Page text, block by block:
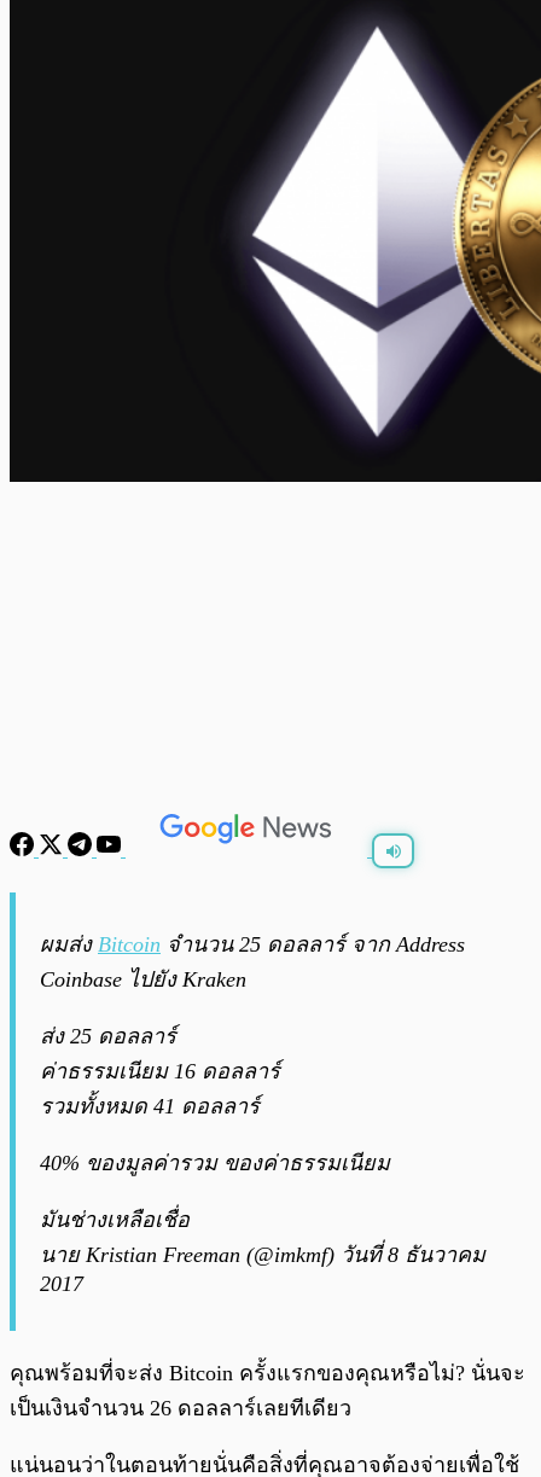
ผมส่ง Bitcoin จำนวน 25 ดอลลาร์ จาก Address
Coinbase ไปยัง Kraken
ส่ง 25 ดอลลาร์
ค่าธรรมเนียม 16 ดอลลาร์
รวมทั้งหมด 41 ดอลลาร์
40% ของมูลค่ารวม ของค่าธรรมเนียม
มันช่างเหลือเชื่อ
นาย Kristian Freeman (@imkmf) วันที่ 8 ธันวาคม
2017
คุณพร้อมที่จะส่ง Bitcoin ครั้งแรกของคุณหรือไม่? นั่นจะ
เป็นเงินจำนวน 26 ดอลลาร์เลยทีเดียว
แน่นอนว่าในตอนท้ายนั่นคือสิ่งที่คุณอาจต้องจ่ายเพื่อใช้